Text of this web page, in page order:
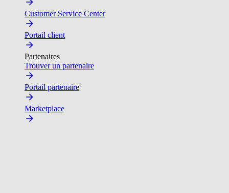
Customer Service Center
Portail client
Partenaires
Trouver un partenaire
Portail partenaire
Marketplace